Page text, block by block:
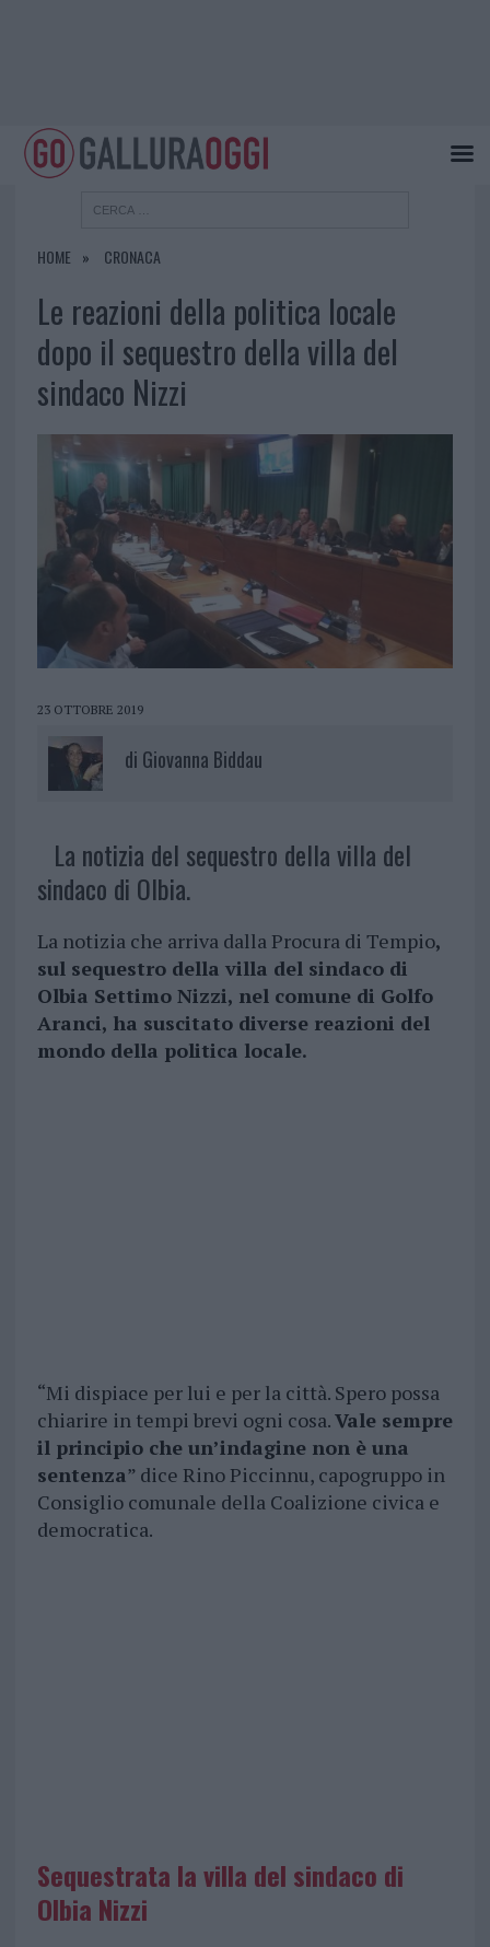
HOME CRONACA
Le reazioni della politica locale
dopo il sequestro della villa del
sindaco Nizzi
23 OTTOBRE 2019
di Giovanna Biddau
La notizia del sequestro della villa del
sindaco di Olbia.
La notizia che arriva dalla Procura di Tempio,
sul sequestro della villa del sindaco di
Olbia Settimo Nizzi, nel comune di Golfo
Aranci, ha suscitato diverse reazioni del
mondo della politica locale.
“Mi dispiace per lui e per la città. Spero possa
chiarire in tempi brevi ogni cosa.Vale sempre
il principio che un’indagine non è una
sentenza” dice Rino Piccinnu, capogruppo in
Consiglio comunale della Coalizione civica e
democratica.
Sequestrata la villa del sindaco di
Olbia Nizzi